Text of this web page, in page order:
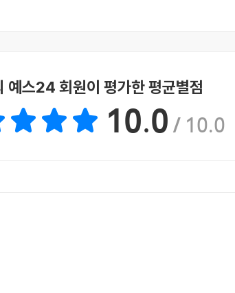
예스24 회원이 평가한 평균별점
10.0 / 10.0